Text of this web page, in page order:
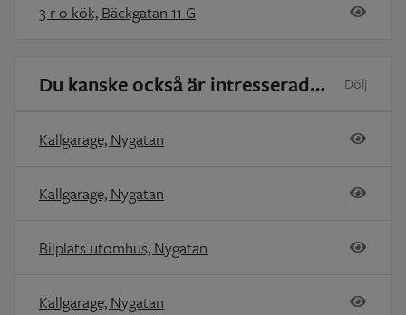
3 r o kök, Bäckgatan 11 G
Du kanske också är intresserad av Dölj
Kallgarage, Nygatan
Kallgarage, Nygatan
Bilplats utomhus, Nygatan
Kallgarage, Nygatan